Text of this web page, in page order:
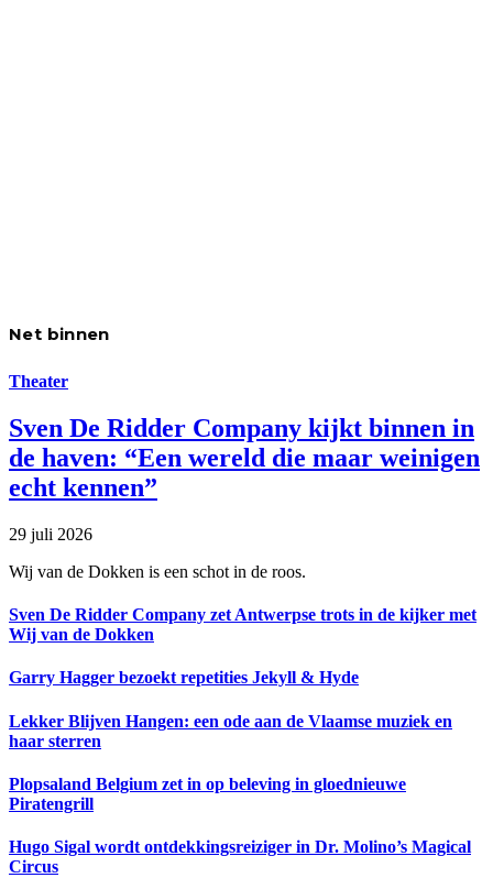
Net binnen
Theater
Sven De Ridder Company kijkt binnen in
de haven: “Een wereld die maar weinigen
echt kennen”
29 juli 2026
Wij van de Dokken is een schot in de roos.
Sven De Ridder Company zet Antwerpse trots in de kijker met
Wij van de Dokken
Garry Hagger bezoekt repetities Jekyll & Hyde
Lekker Blijven Hangen: een ode aan de Vlaamse muziek en
haar sterren
Plopsaland Belgium zet in op beleving in gloednieuwe
Piratengrill
Hugo Sigal wordt ontdekkingsreiziger in Dr. Molino’s Magical
Circus